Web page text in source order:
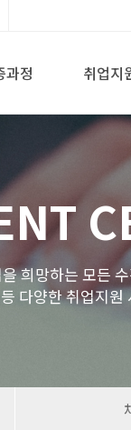
과정 취업지
희망하는 모든
다양한 취업지원